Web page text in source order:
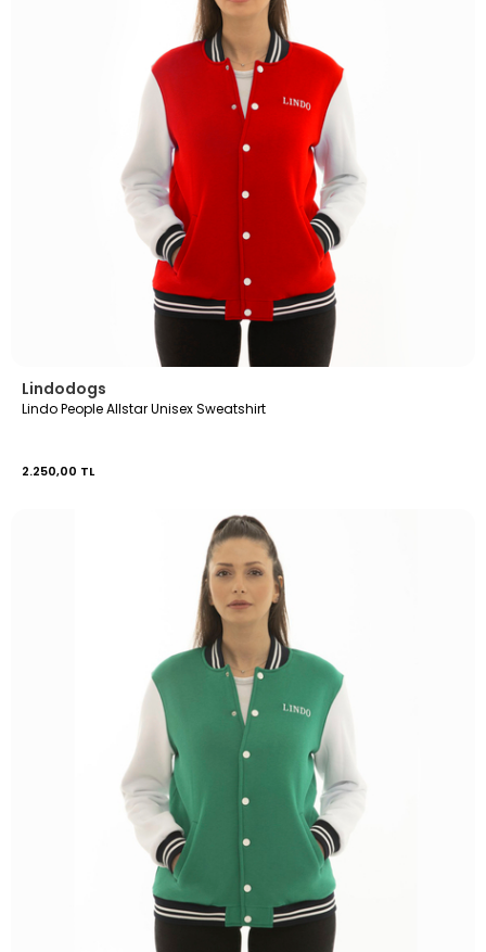
Lindodogs
Lindo People Allstar Unisex Sweatshirt
2.250,00 TL